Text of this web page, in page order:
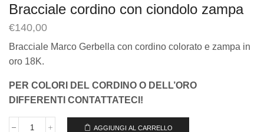
Bracciale cordino con ciondolo zampa
€140,00
Bracciale Marco Gerbella con cordino colorato e zampa in
oro 18K.
PER COLORI DEL CORDINO O DELL’ORO
DIFFERENTI CONTATTATECI!
AGGIUNGI AL CARRELLO